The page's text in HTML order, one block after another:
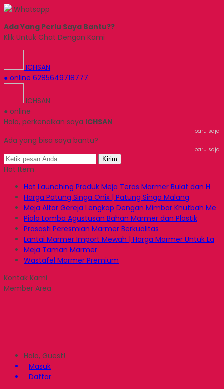
Whatsapp
Ada Yang Perlu Saya Bantu??
Klik Untuk Chat Dengan Kami
ICHSAN
● online 6285649718777
ICHSAN
● online
Halo, perkenalkan saya ICHSAN
baru saja
Ada yang bisa saya bantu?
baru saja
Kirim
Hot Item
Hot Launching Produk Meja Teras Marmer Bulat dan H
Harga Patung Singa Onix | Patung Singa Malang
Meja Altar Gereja Lengkap Dengan Mimbar Khutbah Me
Piala Lomba Agustusan Bahan Marmer dan Plastik
Prasasti Peresmian Marmer Berkualitas
Lantai Marmer Import Mewah | Harga Marmer Untuk La
Meja Taman Marmer
Wastafel Marmer Premium
Kontak Kami
Member Area
Halo, Guest!
Masuk
Daftar